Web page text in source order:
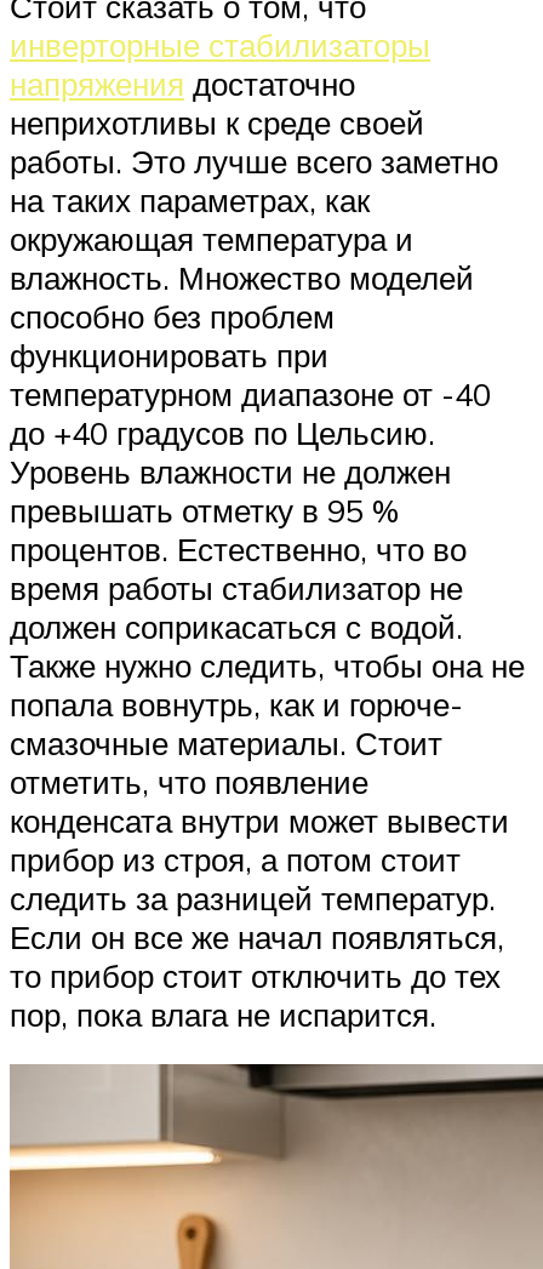
инверторные стабилизаторы
напряжения достаточно
неприхотливы к среде своей
работы. Это лучше всего заметно
на таких параметрах, как
окружающая температура и
влажность. Множество моделей
способно без проблем
функционировать при
температурном диапазоне от -40
до +40 градусов по Цельсию.
Уровень влажности не должен
превышать отметку в 95 %
процентов. Естественно, что во
время работы стабилизатор не
должен соприкасаться с водой.
Также нужно следить, чтобы она не
попала вовнутрь, как и горюче-
смазочные материалы. Стоит
отметить, что появление
конденсата внутри может вывести
прибор из строя, а потом стоит
следить за разницей температур.
Если он все же начал появляться,
то прибор стоит отключить до тех
пор, пока влага не испарится.